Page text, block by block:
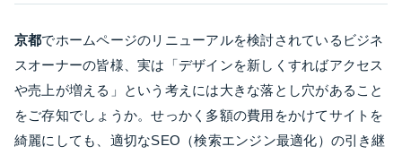
京都でホームページのリニューアルを検討されているビジネ
スオーナーの皆様、実は「デザインを新しくすればアクセス
や売上が増える」という考えには大きな落とし穴があること
をご存知でしょうか。せっかく多額の費用をかけてサイトを
綺麗にしても、適切なSEO（検索エンジン最適化）の引き継